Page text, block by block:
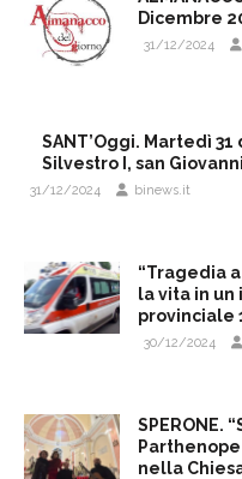
Dicembre
31/12/2024
SANT’Oggi. Martedì
Silvestro I, san
31/12/2024 binews.it
“Tragedia
la vita in
provinciale
30/12/2024
SPERONE.
nella